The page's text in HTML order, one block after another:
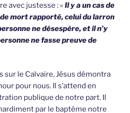
avec justesse : « Il y a un cas de
mort rapporté, celui du larron
ne désespère, et il n’y
ne fasse preuve de
sur le Calvaire, Jésus démontra
pour nous. Il s’attend en
publique de notre part. Il
par le baptême notre